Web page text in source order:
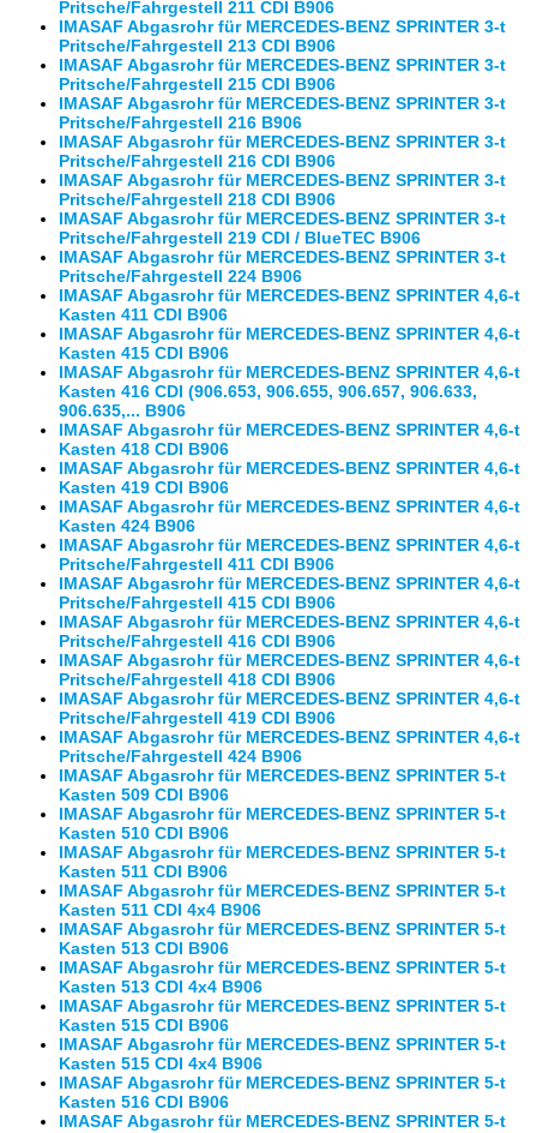
Pritsche/Fahrgestell 211 CDI B906
IMASAF Abgasrohr für MERCEDES-BENZ SPRINTER 3-t
Pritsche/Fahrgestell 213 CDI B906
IMASAF Abgasrohr für MERCEDES-BENZ SPRINTER 3-t
Pritsche/Fahrgestell 215 CDI B906
IMASAF Abgasrohr für MERCEDES-BENZ SPRINTER 3-t
Pritsche/Fahrgestell 216 B906
IMASAF Abgasrohr für MERCEDES-BENZ SPRINTER 3-t
Pritsche/Fahrgestell 216 CDI B906
IMASAF Abgasrohr für MERCEDES-BENZ SPRINTER 3-t
Pritsche/Fahrgestell 218 CDI B906
IMASAF Abgasrohr für MERCEDES-BENZ SPRINTER 3-t
Pritsche/Fahrgestell 219 CDI / BlueTEC B906
IMASAF Abgasrohr für MERCEDES-BENZ SPRINTER 3-t
Pritsche/Fahrgestell 224 B906
IMASAF Abgasrohr für MERCEDES-BENZ SPRINTER 4,6-t
Kasten 411 CDI B906
IMASAF Abgasrohr für MERCEDES-BENZ SPRINTER 4,6-t
Kasten 415 CDI B906
IMASAF Abgasrohr für MERCEDES-BENZ SPRINTER 4,6-t
Kasten 416 CDI (906.653, 906.655, 906.657, 906.633,
906.635,... B906
IMASAF Abgasrohr für MERCEDES-BENZ SPRINTER 4,6-t
Kasten 418 CDI B906
IMASAF Abgasrohr für MERCEDES-BENZ SPRINTER 4,6-t
Kasten 419 CDI B906
IMASAF Abgasrohr für MERCEDES-BENZ SPRINTER 4,6-t
Kasten 424 B906
IMASAF Abgasrohr für MERCEDES-BENZ SPRINTER 4,6-t
Pritsche/Fahrgestell 411 CDI B906
IMASAF Abgasrohr für MERCEDES-BENZ SPRINTER 4,6-t
Pritsche/Fahrgestell 415 CDI B906
IMASAF Abgasrohr für MERCEDES-BENZ SPRINTER 4,6-t
Pritsche/Fahrgestell 416 CDI B906
IMASAF Abgasrohr für MERCEDES-BENZ SPRINTER 4,6-t
Pritsche/Fahrgestell 418 CDI B906
IMASAF Abgasrohr für MERCEDES-BENZ SPRINTER 4,6-t
Pritsche/Fahrgestell 419 CDI B906
IMASAF Abgasrohr für MERCEDES-BENZ SPRINTER 4,6-t
Pritsche/Fahrgestell 424 B906
IMASAF Abgasrohr für MERCEDES-BENZ SPRINTER 5-t
Kasten 509 CDI B906
IMASAF Abgasrohr für MERCEDES-BENZ SPRINTER 5-t
Kasten 510 CDI B906
IMASAF Abgasrohr für MERCEDES-BENZ SPRINTER 5-t
Kasten 511 CDI B906
IMASAF Abgasrohr für MERCEDES-BENZ SPRINTER 5-t
Kasten 511 CDI 4x4 B906
IMASAF Abgasrohr für MERCEDES-BENZ SPRINTER 5-t
Kasten 513 CDI B906
IMASAF Abgasrohr für MERCEDES-BENZ SPRINTER 5-t
Kasten 513 CDI 4x4 B906
IMASAF Abgasrohr für MERCEDES-BENZ SPRINTER 5-t
Kasten 515 CDI B906
IMASAF Abgasrohr für MERCEDES-BENZ SPRINTER 5-t
Kasten 515 CDI 4x4 B906
IMASAF Abgasrohr für MERCEDES-BENZ SPRINTER 5-t
Kasten 516 CDI B906
IMASAF Abgasrohr für MERCEDES-BENZ SPRINTER 5-t